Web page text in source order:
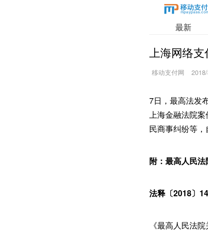
最新
上海网络
移动支付网
7日，最高法发
上海金融法院
民商事纠纷等，
附：最高人民
法释〔2018〕
《最高人民法